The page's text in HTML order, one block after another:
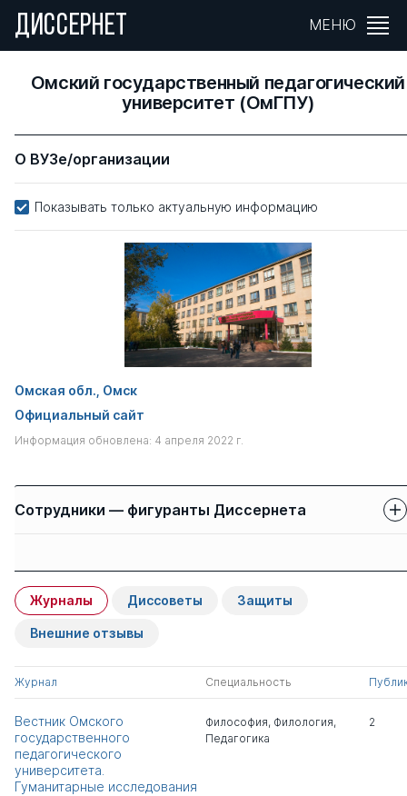
ДИССЕРНЕТ МЕНЮ
Омский государственный педагогический
университет (ОмГПУ)
О ВУЗе/организации
Показывать только актуальную информацию
Омская обл., Омск
Официальный сайт
Информация обновлена: 4 апреля 2022 г.
Сотрудники — фигуранты Диссернета
Акулич Игорь
Анатольевич
Чекалева Надежда
Викторовна
д.пед.н. 0
Всего 2
Журналы Диссоветы Защиты
Внешние отзывы
Журнал Специальность
Вестник Омского
государственного
педагогического
университета.
Гуманитарные исследования
Философия, Филология,
Педагогика
2